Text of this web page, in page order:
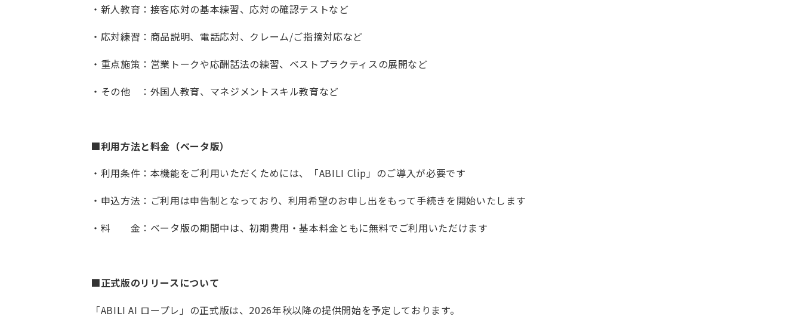
・新人教育：接客応対の基本練習、応対の確認テストなど
・応対練習：商品説明、電話応対、クレーム/ご指摘対応など
・重点施策：営業トークや応酬話法の練習、ベストプラクティスの展開など
・その他 ：外国人教育、マネジメントスキル教育など
■利用方法と料金（ベータ版）
・利用条件：本機能をご利用いただくためには、「ABILI Clip」のご導入が必要です
・申込方法：ご利用は申告制となっており、利用希望のお申し出をもって手続きを開始いたします
・料 金：ベータ版の期間中は、初期費用・基本料金ともに無料でご利用いただけます
■正式版のリリースについて
「ABILI AI ロープレ」の正式版は、2026年秋以降の提供開始を予定しております。